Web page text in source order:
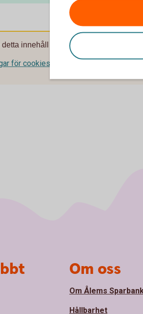
detta innehåll behöver du först
för cookies
Om oss
Om Ålems
Hållbarhet